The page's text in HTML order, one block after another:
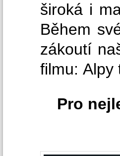
široká i
Během
zákoutí
filmu:
Pro